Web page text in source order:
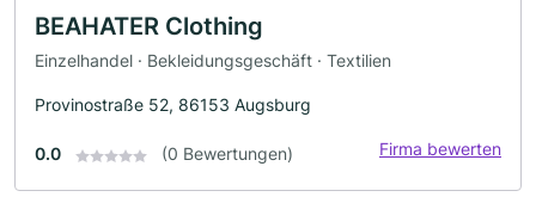
BEAHATER Clothing
Einzelhandel · Bekleidungsgeschäft · Textilien
Provinostraße 52, 86153 Augsburg
0.0 (0 Bewertungen) Firma bewerten